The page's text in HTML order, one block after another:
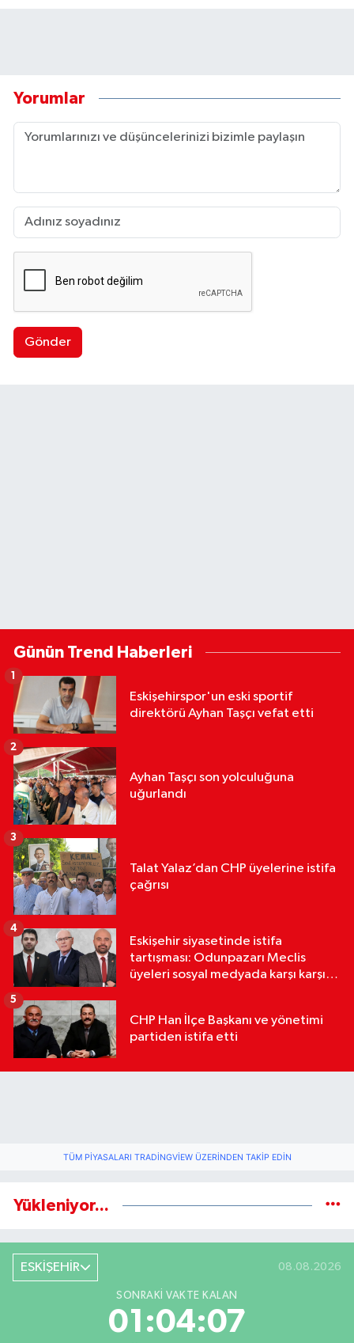
Yorumlar
Gönder
Günün Trend Haberleri
Eskişehirspor'un eski sportif
direktörü Ayhan Taşçı vefat etti
1
Ayhan Taşçı son yolculuğuna
uğurlandı
2
Talat Yalaz’dan CHP üyelerine istifa
çağrısı
3
Eskişehir siyasetinde istifa
tartışması: Odunpazarı Meclis
üyeleri sosyal medyada karşı karşıya
4
CHP Han İlçe Başkanı ve yönetimi
partiden istifa etti
5
TÜM PIYASALARI TRADINGVIEW ÜZERINDEN TAKIP EDIN
Yükleniyor...
ESKİŞEHİR 08.08.2026
SONRAKI VAKTE KALAN
01:04:07